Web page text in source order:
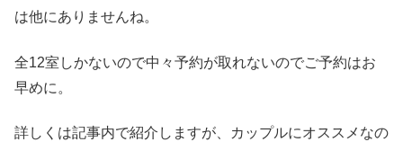
は他にありませんね。
全12室しかないので中々予約が取れないのでご予約はお
早めに。
詳しくは記事内で紹介しますが、カップルにオススメなの